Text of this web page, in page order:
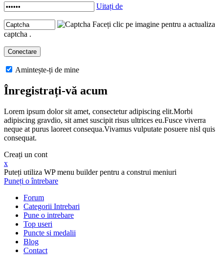
Uitați de
Faceți clic pe imagine pentru a actualiza
captcha .
Amintește-ți de mine
Înregistrați-vă acum
Lorem ipsum dolor sit amet, consectetur adipiscing elit.Morbi
adipiscing gravdio, sit amet suscipit risus ultrices eu.Fusce viverra
neque at purus laoreet consequa.Vivamus vulputate posuere nisl quis
consequat.
Creați un cont
x
Puteți utiliza WP menu builder pentru a construi meniuri
Puneți o întrebare
Forum
Categorii Intrebari
Pune o intrebare
Top useri
Puncte si medalii
Blog
Contact